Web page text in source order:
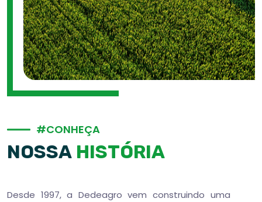
#CONHEÇA
NOSSA HISTÓRIA
Desde 1997, a Dedeagro vem construindo uma